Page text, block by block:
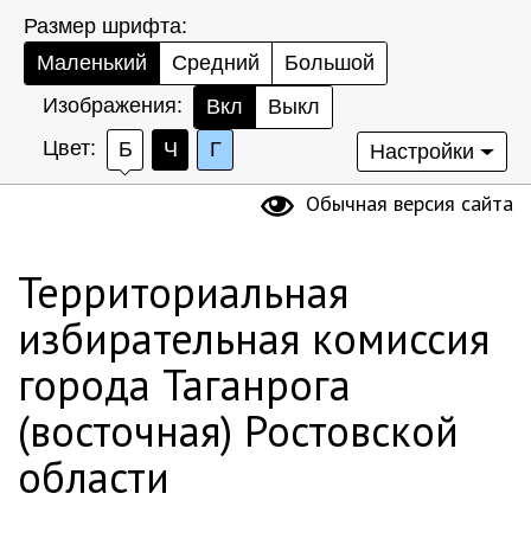
Размер шрифта:
Маленький
Средний
Большой
Изображения:
Вкл
Выкл
Цвет:
Б Ч Г Настройки
Обычная версия сайта
Территориальная
избирательная комиссия
города Таганрога
(восточная) Ростовской
области